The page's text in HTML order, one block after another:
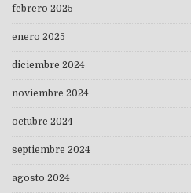
febrero 2025
enero 2025
diciembre 2024
noviembre 2024
octubre 2024
septiembre 2024
agosto 2024